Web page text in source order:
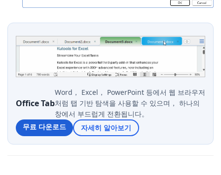
Office Tab
Word， Excel， PowerPoint 등에서 웹 브라우저
처럼 탭 기반 탐색을 사용할 수 있으며， 하나의
창에서 부드럽게 전환됩니다。
무료 다운로드
자세히 알아보기